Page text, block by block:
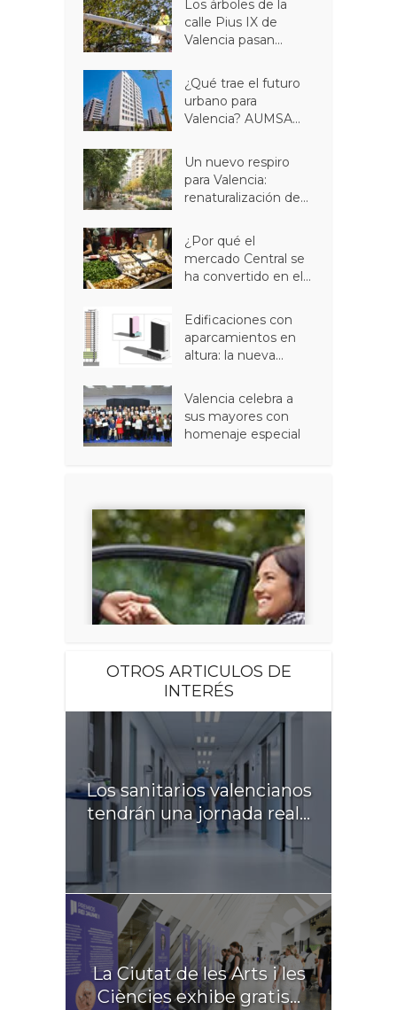
Los árboles de la
calle Pius IX de
Valencia pasan...
¿Qué trae el futuro
urbano para
Valencia? AUMSA...
Un nuevo respiro
para Valencia:
renaturalización de...
¿Por qué el
mercado Central se
ha convertido en el...
Edificaciones con
aparcamientos en
altura: la nueva...
Valencia celebra a
sus mayores con
homenaje especial
OTROS ARTICULOS DE
INTERÉS
Los sanitarios valencianos
tendrán una jornada real...
La Ciutat de les Arts i les
Ciències exhibe gratis...